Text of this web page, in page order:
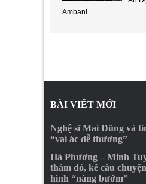
Ambani...
BÀI VIẾT MỚI
Nghệ sĩ Mai Dũng và
“vai ác dễ thương”
Hà Phương – Minh
thảm đỏ, kể câu
hình “nàng bướm”